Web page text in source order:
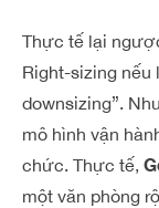
Thực tế lại
Right-sizing
downsizing”.
mô hình vận
chức. Thực tế,
một văn phòng